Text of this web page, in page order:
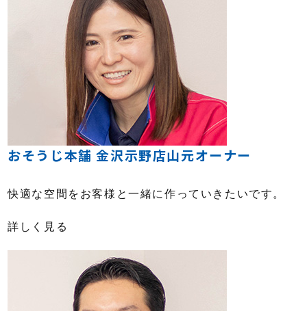
おそうじ本舗 金沢示野店山元オーナー
快適な空間をお客様と一緒に作っていきたいです。
詳しく見る